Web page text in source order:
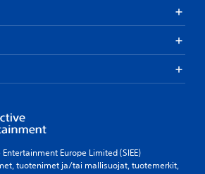
Europe Limited (SIEE)
tuotenimet ja/tai mallisuojat, tuotemerkit,